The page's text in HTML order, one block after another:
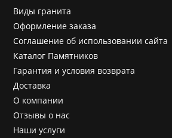
Виды гранита
Оформление заказа
Соглашение об использовании сайта
Каталог Памятников
Гарантия и условия возврата
Доставка
О компании
Отзывы о нас
Наши услуги